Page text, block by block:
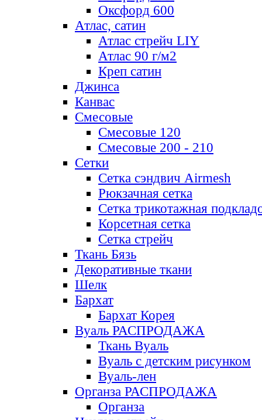
Оксфорд 600
Атлас, сатин
Атлас стрейч LIY
Атлас 90 г/м2
Креп сатин
Джинса
Канвас
Смесовые
Смесовые 120
Смесовые 200 - 210
Сетки
Сетка сэндвич Airmesh
Рюкзачная сетка
Сетка трикотажная
Корсетная сетка
Сетка стрейч
Ткань Бязь
Декоративные ткани
Шелк
Бархат
Бархат Корея
Вуаль РАСПРОДАЖА
Ткань Вуаль
Вуаль с детским рисунком
Вуаль-лен
Органза РАСПРОДАЖА
Органза